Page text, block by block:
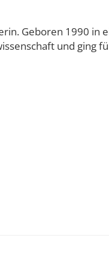
Geboren 1990 in
und ging